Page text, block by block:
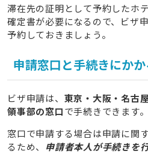
滞在先の証明として予約したホ
確定書が必要になるので、ビザ
予約しておきましょう。
申請窓口と手続きにかか
ビザ申請は、 東京・大阪・名古
領事部の窓口 で手続きできます。
窓口で申請する場合は申請に関
るため、
申請者本人が手続きを